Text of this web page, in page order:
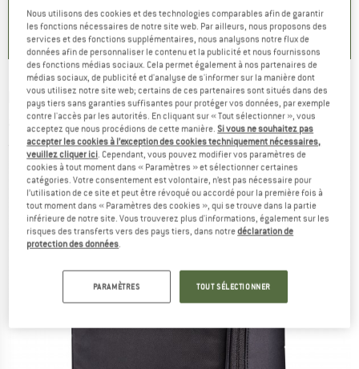
)
5,0(2) 5,0 (2)
FJÄLLRÄVEN -Kånken Photo Insert - Sac
appareil photo
(0)
Nous utilisons des cookies et des technologies comparables afin de garantir
les fonctions nécessaires de notre site web. Par ailleurs, nous proposons des
services et des fonctions supplémentaires, nous analysons notre flux de
données afin de personnaliser le contenu et la publicité et nous fournissons
des fonctions médias sociaux. Cela permet également à nos partenaires de
médias sociaux, de publicité et d'analyse de s'informer sur la manière dont
vous utilisez notre site web; certains de ces partenaires sont situés dans des
pays tiers sans garanties suffisantes pour protéger vos données, par exemple
contre l'accès par les autorités. En cliquant sur « Tout sélectionner », vous
acceptez que nous procédions de cette manière.Si vous ne souhaitez pas
accepter les cookies à l’exception des cookies techniquement nécessaires,
veuillez cliquer ici. Cependant, vous pouvez modifier vos paramètres de
cookies à tout moment dans « Paramètres » et sélectionner certaines
catégories. Votre consentement est volontaire, n’est pas nécessaire pour
l’utilisation de ce site et peut être révoqué ou accordé pour la première fois à
tout moment dans « Paramètres des cookies », qui se trouve dans la partie
inférieure de notre site. Vous trouverez plus d'informations, également sur les
risques des transferts vers des pays tiers, dans notredéclaration de
protection des données.
PARAMÈTRES TOUT SÉLECTIONNER